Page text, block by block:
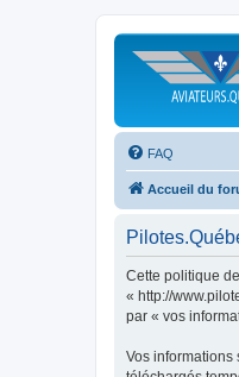
FAQ
Accueil du
Cette politique
« http://
par « vos
Vos informations